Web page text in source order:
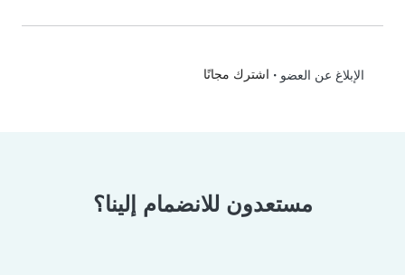
الإبلاغ عن العضو • اشترك مجانًا
مستعدون للانضمام إلينا؟